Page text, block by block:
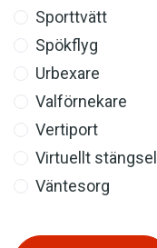
Sporttvätt
Spökflyg
Urbexare
Valförnekare
Vertiport
Virtuellt stängsel
Väntesorg